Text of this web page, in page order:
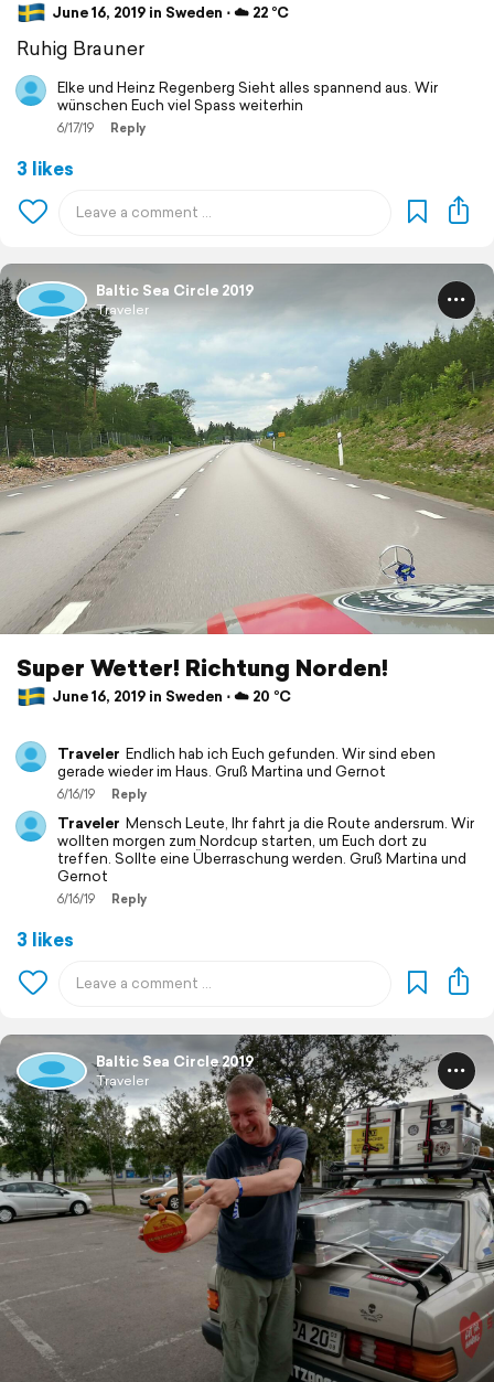
June 16, 2019 in Sweden ⋅ ☁️ 22 °C
Ruhig Brauner
Elke und Heinz Regenberg Sieht alles spannend aus. Wir
wünschen Euch viel Spass weiterhin
6/17/19 Reply
3 likes
Baltic Sea Circle 2019
Traveler
Super Wetter! Richtung Norden!
June 16, 2019 in Sweden ⋅ ☁️ 20 °C
Traveler Endlich hab ich Euch gefunden. Wir sind eben
gerade wieder im Haus. Gruß Martina und Gernot
6/16/19 Reply
Traveler Mensch Leute, Ihr fahrt ja die Route andersrum. Wir
wollten morgen zum Nordcup starten, um Euch dort zu
treffen. Sollte eine Überraschung werden. Gruß Martina und
Gernot
6/16/19 Reply
3 likes
Baltic Sea Circle 2019
Traveler